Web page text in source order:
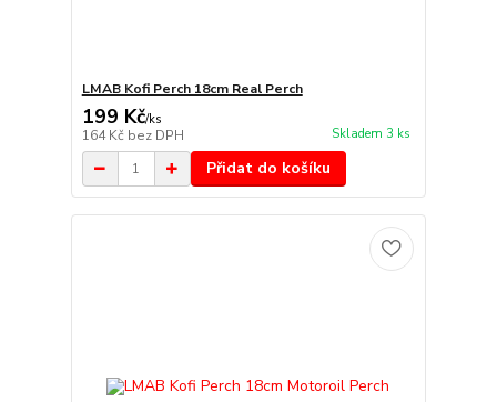
LMAB Kofi Perch 18cm Real Perch
199 Kč/ks
164 Kč bez DPH Skladem 3 ks
Přidat do košíku